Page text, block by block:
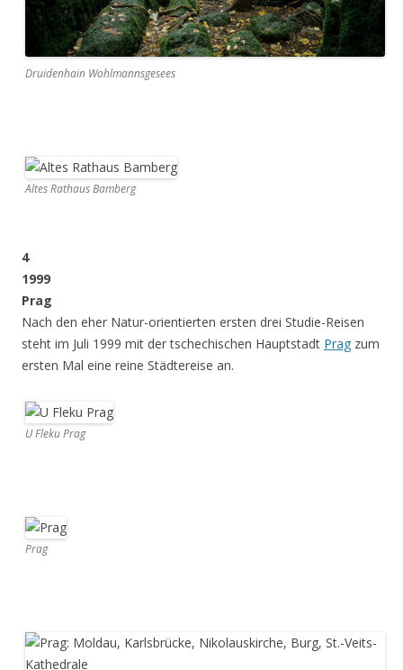
Druidenhain Wohlmannsgesees
Altes Rathaus Bamberg
4
1999
Prag
Nach den eher Natur-orientierten ersten drei Studie-Reisen
steht im Juli 1999 mit der tschechischen Hauptstadt Prag zum
ersten Mal eine reine Städtereise an.
U Fleku Prag
Prag